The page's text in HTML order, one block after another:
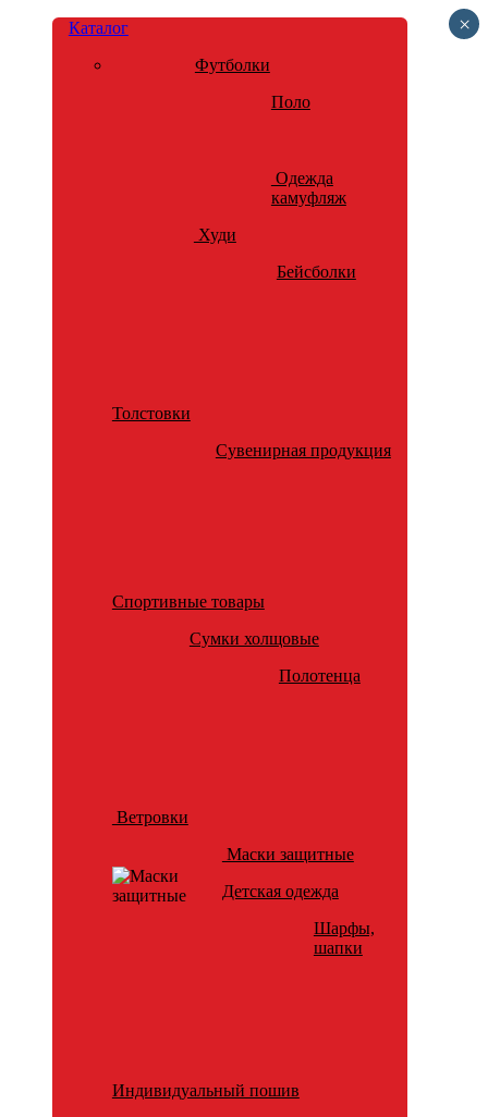
Каталог
Футболки
Поло
Одежда
камуфляж
Худи
Бейсболки
Толстовки
Сувенирная продукция
Спортивные товары
Сумки холщовые
Полотенца
Ветровки
Маски защитные
Детская одежда
Шарфы,
шапки
Индивидуальный пошив
×